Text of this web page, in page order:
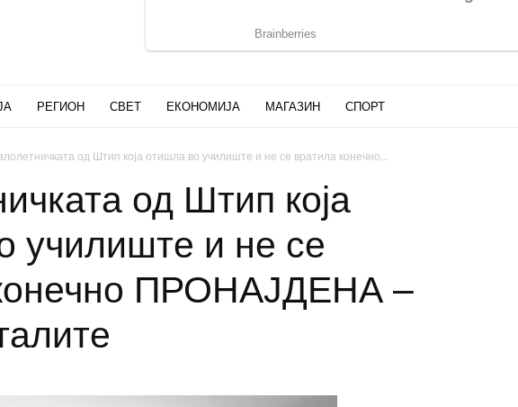
РЕГИОН СВЕТ ЕКОНОМИЈА МАГАЗИН СПОРТ
од Штип која отишла во училиште и не се вратила конечно...
од Штип која
училиште и не се
ПРОНАЈДЕНА –